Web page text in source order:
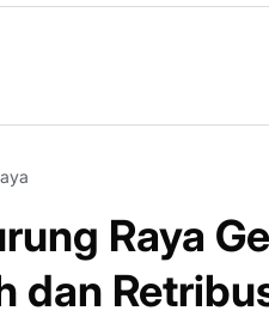
Raya
dan